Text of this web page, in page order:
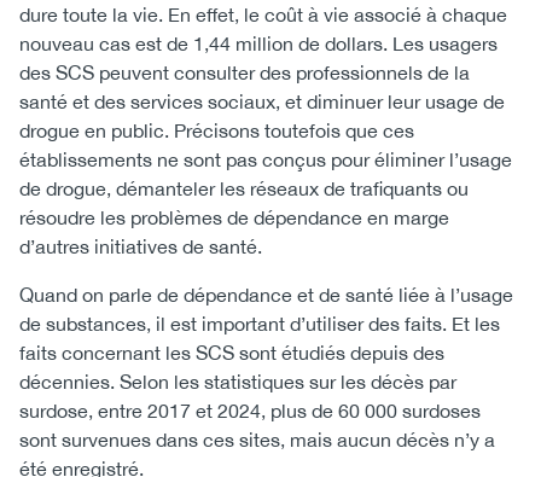
dure toute la vie. En effet, le coût à vie associé à chaque
nouveau cas est de 1,44 million de dollars. Les usagers
des SCS peuvent consulter des professionnels de la
santé et des services sociaux, et diminuer leur usage de
drogue en public. Précisons toutefois que ces
établissements ne sont pas conçus pour éliminer l’usage
de drogue, démanteler les réseaux de trafiquants ou
résoudre les problèmes de dépendance en marge
d’autres initiatives de santé.
Quand on parle de dépendance et de santé liée à l’usage
de substances, il est important d’utiliser des faits. Et les
faits concernant les SCS sont étudiés depuis des
décennies. Selon les statistiques sur les décès par
surdose, entre 2017 et 2024, plus de 60 000 surdoses
sont survenues dans ces sites, mais aucun décès n’y a
été enregistré.